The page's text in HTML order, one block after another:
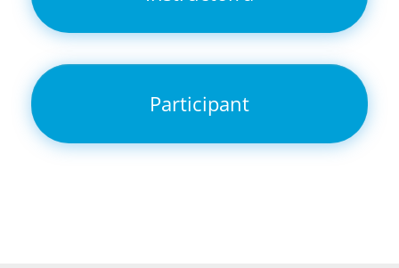
Participant